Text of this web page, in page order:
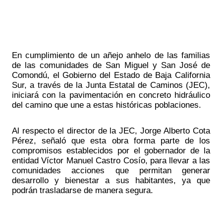
En cumplimiento de un añejo anhelo de las familias
de las comunidades de San Miguel y San José de
Comondú, el Gobierno del Estado de Baja California
Sur, a través de la Junta Estatal de Caminos (JEC),
iniciará con la pavimentación en concreto hidráulico
del camino que une a estas históricas poblaciones.
Al respecto el director de la JEC, Jorge Alberto Cota
Pérez, señaló que esta obra forma parte de los
compromisos establecidos por el gobernador de la
entidad Víctor Manuel Castro Cosío, para llevar a las
comunidades acciones que permitan generar
desarrollo y bienestar a sus habitantes, ya que
podrán trasladarse de manera segura.